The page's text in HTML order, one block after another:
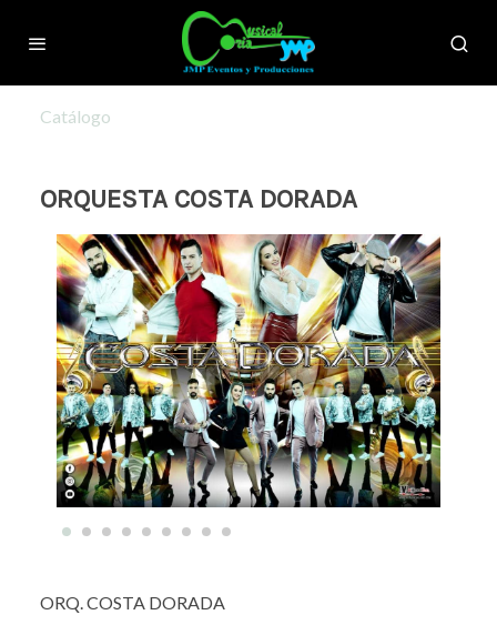
Catálogo
ORQUESTA COSTA DORADA
ORQ. COSTA DORADA